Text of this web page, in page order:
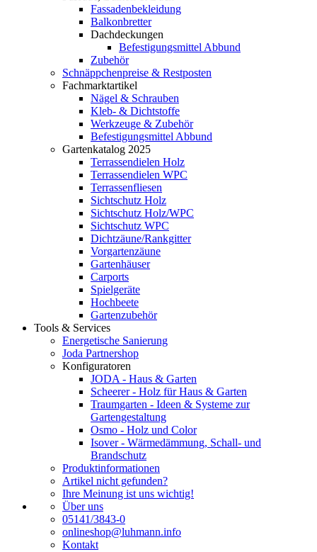
Fassadenbekleidung
Balkonbretter
Dachdeckungen
Befestigungsmittel Abbund
Zubehör
Schnäppchenpreise & Restposten
Fachmarktartikel
Nägel & Schrauben
Kleb- & Dichtstoffe
Werkzeuge & Zubehör
Befestigungsmittel Abbund
Gartenkatalog 2025
Terrassendielen Holz
Terrassendielen WPC
Terrassenfliesen
Sichtschutz Holz
Sichtschutz Holz/WPC
Sichtschutz WPC
Dichtzäune/Rankgitter
Vorgartenzäune
Gartenhäuser
Carports
Spielgeräte
Hochbeete
Gartenzubehör
Tools & Services
Energetische Sanierung
Joda Partnershop
Konfiguratoren
JODA - Haus & Garten
Scheerer - Holz für Haus & Garten
Traumgarten - Ideen & Systeme zur
Gartengestaltung
Osmo - Holz und Color
Isover - Wärmedämmung, Schall- und
Brandschutz
Produktinformationen
Artikel nicht gefunden?
Ihre Meinung ist uns wichtig!
Über uns
05141/3843-0
onlineshop@luhmann.info
Kontakt